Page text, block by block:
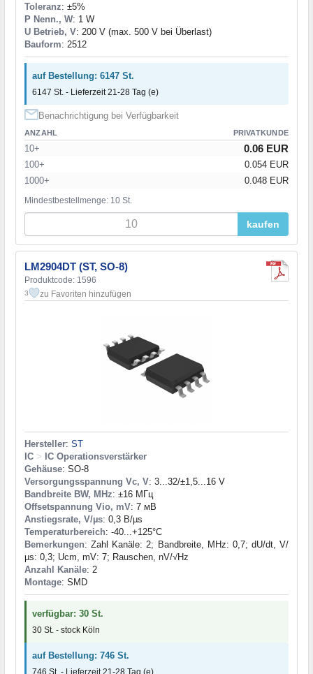
Toleranz: ±5%
P Nenn., W: 1 W
U Betrieb, V: 200 V (max. 500 V bei Überlast)
Bauform: 2512
auf Bestellung: 6147 St.
6147 St. - Lieferzeit 21-28 Tag (e)
Benachrichtigung bei Verfügbarkeit
ANZAHL PRIVATKUNDE
10+ 0.06 EUR
100+
0.054 EUR
1000+
0.048 EUR
Mindestbestellmenge: 10 St.
kaufen
LM2904DT (ST, SO-8)
Produktcode: 1596
3 zu Favoriten hinzufügen
Hersteller: ST
IC > IC Operationsverstärker
Gehäuse: SO-8
Versorgungsspannung Vc, V: 3...32/±1,5...16 V
Bandbreite BW, MHz: ±16 МГц
Offsetspannung Vio, mV: 7 мВ
Anstiegsrate, V/µs: 0,3 В/µs
Temperaturbereich: -40...+125°C
Bemerkungen: Zahl Kanäle: 2; Bandbreite, MHz: 0,7; dU/dt, V/
µs: 0,3; Ucm, mV: 7; Rauschen, nV/√Hz
Anzahl Kanäle: 2
Montage: SMD
verfügbar: 30 St.
30 St. - stock Köln
auf Bestellung: 746 St.
746 St. - Lieferzeit 21-28 Tag (e)